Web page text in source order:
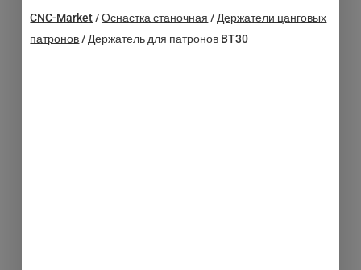
CNC-Market/Оснастка станочная / Держатели цанговых
патронов/ Держатель для патронов BT30